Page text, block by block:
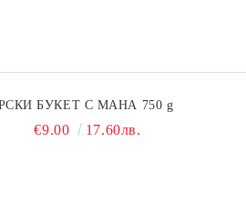
БУКЕТ С МАНА 750 g
€9.00 17.60лв.